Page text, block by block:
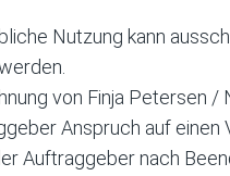
Nutzung kann
von Finja Petersen
Anspruch auf
Auftraggeber nach